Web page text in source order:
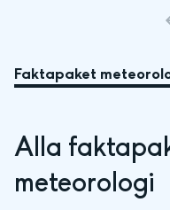
Faktapaket
Alla
meteorologi